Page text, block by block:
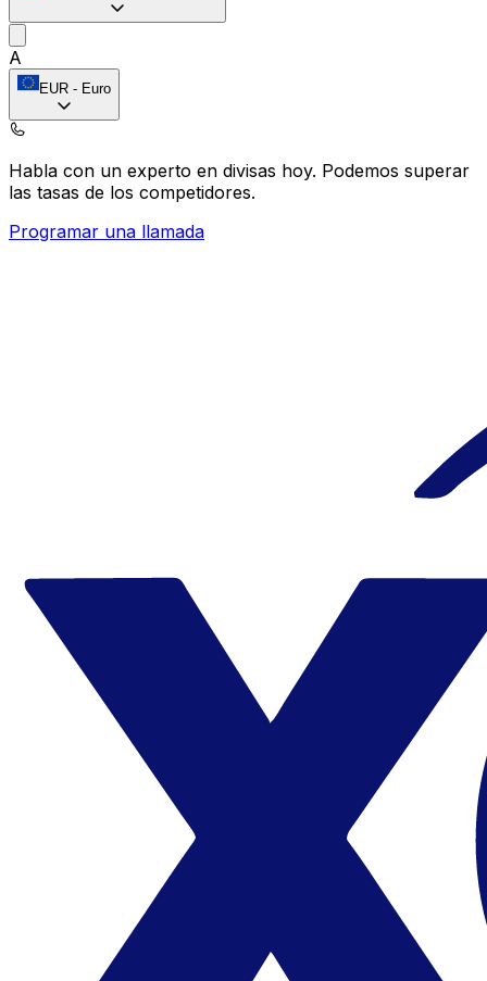
A
EUR - Euro
Habla con un experto en divisas hoy. Podemos superar
las tasas de los competidores.
Programar una llamada